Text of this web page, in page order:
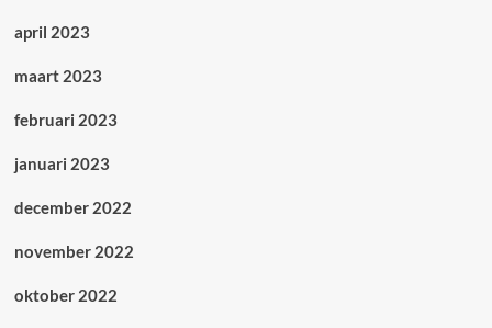
april 2023
maart 2023
februari 2023
januari 2023
december 2022
november 2022
oktober 2022